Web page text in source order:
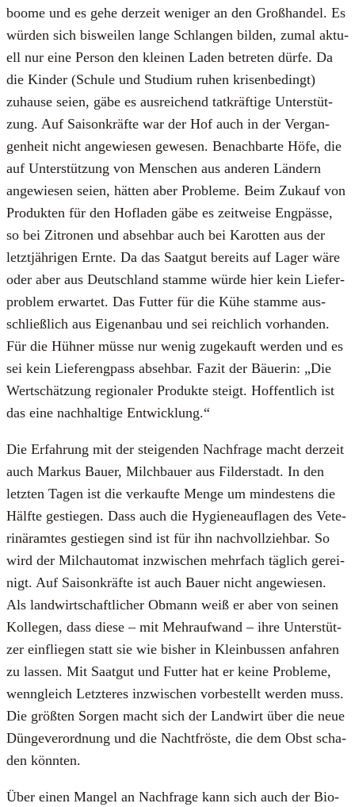
boo­me und es gehe der­zeit weni­ger an den Groß­han­del. Es
wür­den sich bis­wei­len lan­ge Schlan­gen bil­den, zumal aktu­
ell nur eine Per­son den klei­nen Laden betre­ten dür­fe. Da
die Kin­der (Schu­le und Stu­di­um ruhen kri­sen­be­dingt)
zuhau­se sei­en, gäbe es aus­rei­chend tat­kräf­ti­ge Unter­stüt­
zung. Auf Sai­son­kräf­te war der Hof auch in der Ver­gan­
gen­heit nicht ange­wie­sen gewe­sen. Benach­bar­te Höfe, die
auf Unter­stüt­zung von Men­schen aus ande­ren Län­dern
ange­wie­sen sei­en, hät­ten aber Pro­ble­me. Beim Zukauf von
Pro­duk­ten für den Hof­la­den gäbe es zeit­wei­se Eng­päs­se,
so bei Zitro­nen und abseh­bar auch bei Karot­ten aus der
letzt­jäh­ri­gen Ern­te. Da das Saat­gut bereits auf Lager wäre
oder aber aus Deutsch­land stam­me wür­de hier kein Lie­fer­
pro­blem erwar­tet. Das Fut­ter für die Kühe stam­me aus­
schließ­lich aus Eigen­an­bau und sei reich­lich vor­han­den.
Für die Hüh­ner müs­se nur wenig zuge­kauft wer­den und es
sei kein Lie­fer­eng­pass abseh­bar. Fazit der Bäue­rin: „Die
Wert­schät­zung regio­na­ler Pro­duk­te steigt. Hof­fent­lich ist
das eine nach­hal­ti­ge Ent­wick­lung.“
Die Erfah­rung mit der stei­gen­den Nach­fra­ge macht der­zeit
auch Mar­kus Bau­er, Milch­bau­er aus Fil­der­stadt. In den
letz­ten Tagen ist die ver­kauf­te Men­ge um min­des­tens die
Hälf­te gestie­gen. Dass auch die Hygie­ne­auf­la­gen des Vete­
ri­när­am­tes gestie­gen sind ist für ihn nach­voll­zieh­bar. So
wird der Milch­au­to­mat inzwi­schen mehr­fach täg­lich gerei­
nigt. Auf Sai­son­kräf­te ist auch Bau­er nicht ange­wie­sen.
Als land­wirt­schaft­li­cher Obmann weiß er aber von sei­nen
Kol­le­gen, dass die­se – mit Mehr­auf­wand – ihre Unter­stüt­
zer ein­flie­gen statt sie wie bis­her in Klein­bus­sen anfah­ren
zu las­sen. Mit Saat­gut und Fut­ter hat er kei­ne Pro­ble­me,
wenn­gleich Letz­te­res inzwi­schen vor­be­stellt wer­den muss.
Die größ­ten Sor­gen macht sich der Land­wirt über die neue
Dün­ge­ver­ord­nung und die Nacht­frös­te, die dem Obst scha­
den könn­ten.
Über einen Man­gel an Nach­fra­ge kann sich auch der Bio­